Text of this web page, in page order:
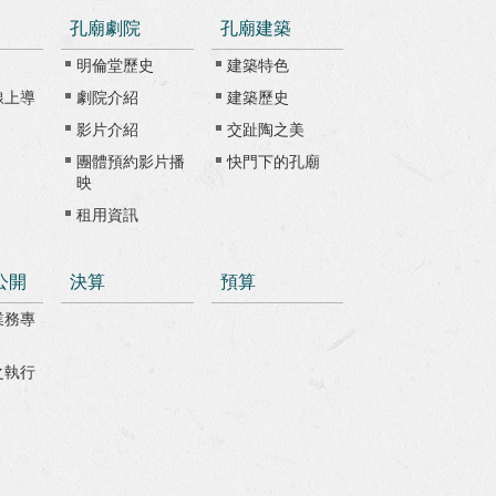
上導
孔廟劇院
明倫堂歷史
劇院介紹
影片介紹
團體預約影片播
映
租用資訊
孔廟建築
建築特色
建築歷史
交趾陶之美
快門下的孔廟
開
務專
執行
決算 預算